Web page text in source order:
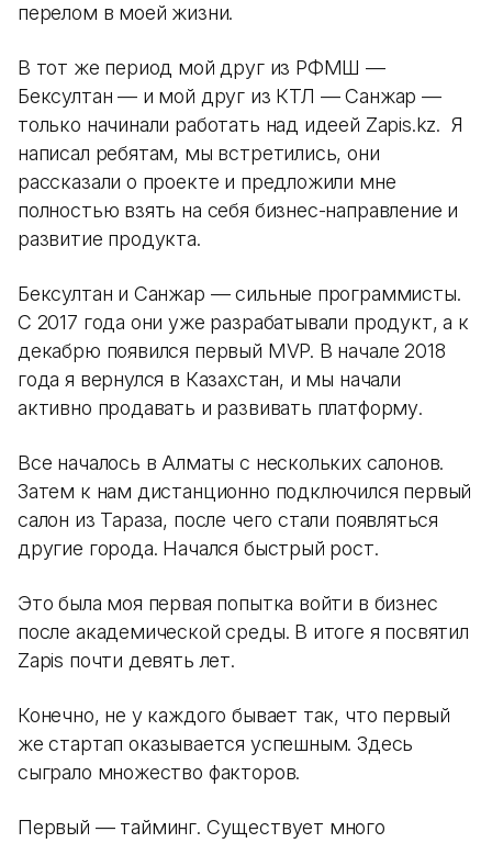
перелом в моей жизни.
В тот же период мой друг из РФМШ —
Бексултан — и мой друг из КТЛ — Санжар —
только начинали работать над идеей Zapis.kz. Я
написал ребятам, мы встретились, они
рассказали о проекте и предложили мне
полностью взять на себя бизнес-направление и
развитие продукта.
Бексултан и Санжар — сильные программисты.
С 2017 года они уже разрабатывали продукт, а к
декабрю появился первый MVP. В начале 2018
года я вернулся в Казахстан, и мы начали
активно продавать и развивать платформу.
Все началось в Алматы с нескольких салонов.
Затем к нам дистанционно подключился первый
салон из Тараза, после чего стали появляться
другие города. Начался быстрый рост.
Это была моя первая попытка войти в бизнес
после академической среды. В итоге я посвятил
Zapis почти девять лет.
Конечно, не у каждого бывает так, что первый
же стартап оказывается успешным. Здесь
сыграло множество факторов.
Первый — тайминг. Существует много